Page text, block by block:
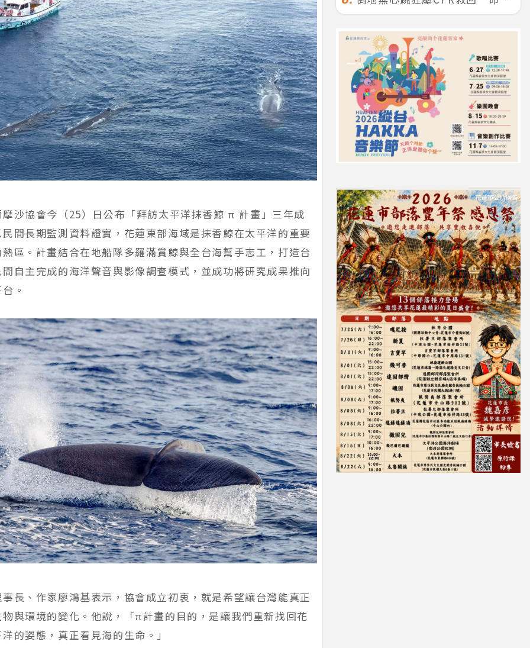
沙協會今（25）日公布「拜訪太平洋抹香鯨 π 計畫」三年成
間長期監測資料證實，花蓮東部海域是抹香鯨在太平洋的重要
區。計畫結合在地船隊多羅滿賞鯨與全台海幫手志工，打造台
自主完成的海洋聲音與影像調查模式，並成功將研究成果推向
。
長、作家廖鴻基表示，協會成立初衷，就是希望讓台灣能真正
與環境的變化。他說，「π計畫的目的，是讓我們重新找回花
的姿態，真正看見海的生命。」